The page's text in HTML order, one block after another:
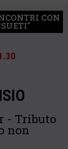
CON
- Tributo
non